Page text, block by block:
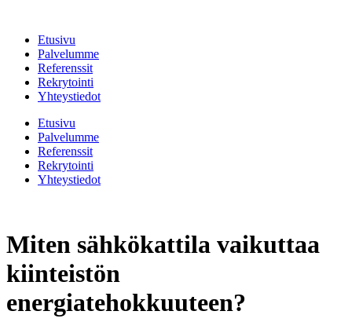
Etusivu
Palvelumme
Referenssit
Rekrytointi
Yhteystiedot
Etusivu
Palvelumme
Referenssit
Rekrytointi
Yhteystiedot
Miten sähkökattila vaikuttaa
kiinteistön
energiatehokkuuteen?